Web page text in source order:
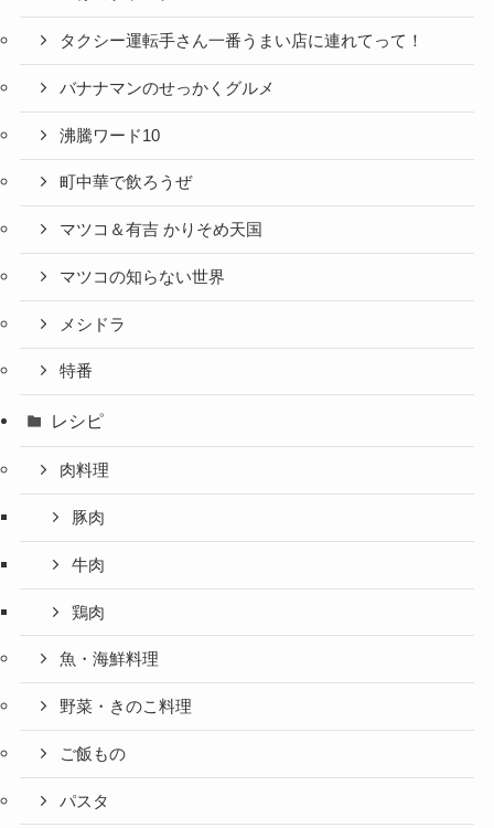
タクシー運転手さん一番うまい店に連れてって！
バナナマンのせっかくグルメ
沸騰ワード10
町中華で飲ろうぜ
マツコ＆有吉 かりそめ天国
マツコの知らない世界
メシドラ
特番
レシピ
肉料理
豚肉
牛肉
鶏肉
魚・海鮮料理
野菜・きのこ料理
ご飯もの
パスタ